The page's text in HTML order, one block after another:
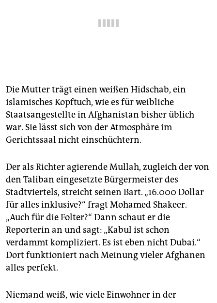
Die Mutter trägt einen weißen Hidschab, ein
islamisches Kopftuch, wie es für weibliche
Staatsangestellte in Afghanistan bisher üblich
war. Sie lässt sich von der Atmosphäre im
Gerichtssaal nicht einschüchtern.
Der als Richter agierende Mullah, zugleich der von
den Taliban eingesetzte Bürgermeister des
Stadtviertels, streicht seinen Bart. „16.000 Dollar
für alles inklusive?“ fragt Mohamed Shakeer.
„Auch für die Folter?“ Dann schaut er die
Reporterin an und sagt: „Kabul ist schon
verdammt kompliziert. Es ist eben nicht Dubai.“
Dort funktioniert nach Meinung vieler Afghanen
alles perfekt.
Niemand weiß, wie viele Einwohner in der